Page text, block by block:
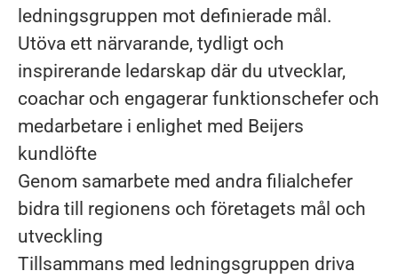
ledningsgruppen mot definierade mål.
Utöva ett närvarande, tydligt och
inspirerande ledarskap där du utvecklar,
coachar och engagerar funktionschefer och
medarbetare i enlighet med Beijers
kundlöfte
Genom samarbete med andra filialchefer
bidra till regionens och företagets mål och
utveckling
Tillsammans med ledningsgruppen driva